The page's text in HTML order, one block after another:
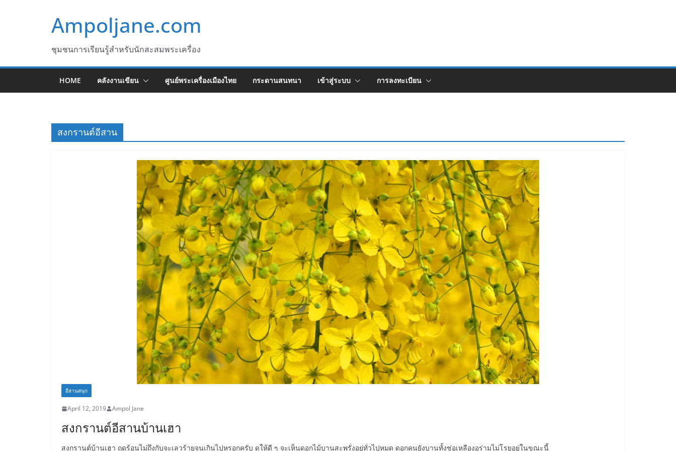
Ampoljane.com
ชุมชนการเรียนรู้สำหรับนักสะสมพระเครื่อง
HOME คลังงานเขียน ศูนย์พระเครื่องเมืองไทย กระดานสนทนา เข้าสู่ระบบ การลงทะเบียน
สงกรานต์อีสาน
อีสานสนุก
April 12, 2019 Ampol Jane
สงกรานต์อีสานบ้านเฮา
สงกรานต์บ้านเฮา ฤดูร้อนไม่ถึงกับจะเลวร้ายจนเกินไปหรอกครับ ดูให้ดี ๆ จะเห็นดอกไม้บานสะพรั่งอยู่ทั่วไปหมด ดอกคูนยังบานทั้งช่อเหลืองอร่ามไม่โรยอยู่ในขณะนี้